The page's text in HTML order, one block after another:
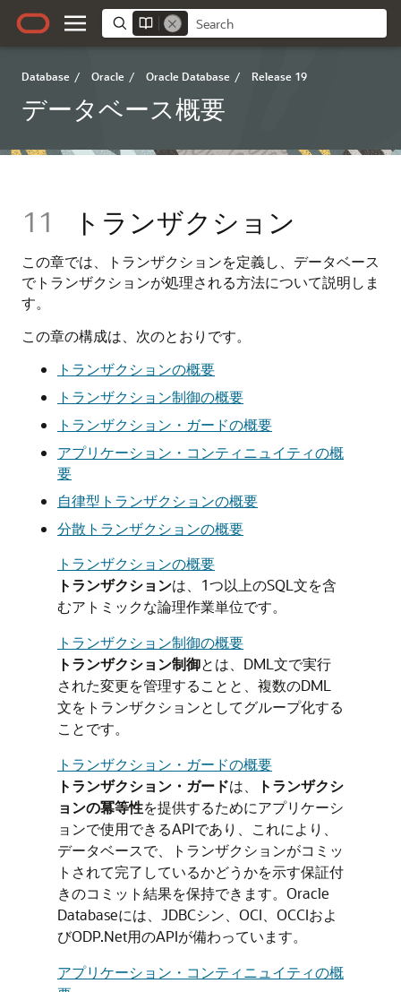
Database / Oracle / Oracle Database / Release 19
データベース概要
11 トランザクション
この章では、トランザクションを定義し、データベース
でトランザクションが処理される方法について説明しま
す。
この章の構成は、次のとおりです。
トランザクションの概要
トランザクション制御の概要
トランザクション・ガードの概要
アプリケーション・コンティニュイティの概
要
自律型トランザクションの概要
分散トランザクションの概要
トランザクションの概要
トランザクションは、1つ以上のSQL文を含
むアトミックな論理作業単位です。
トランザクション制御の概要
トランザクション制御とは、DML文で実行
された変更を管理することと、複数のDML
文をトランザクションとしてグループ化する
ことです。
トランザクション・ガードの概要
トランザクション・ガードは、
トランザクシ
ョンの冪等性を提供するためにアプリケーシ
ョンで使用できるAPIであり、これにより、
データベースで、トランザクションがコミッ
トされて完了しているかどうかを示す保証付
きのコミット結果を保持できます。Oracle
Databaseには、JDBCシン、OCI、OCCIおよ
びODP.Net用のAPIが備わっています。
アプリケーション・コンティニュイティの概